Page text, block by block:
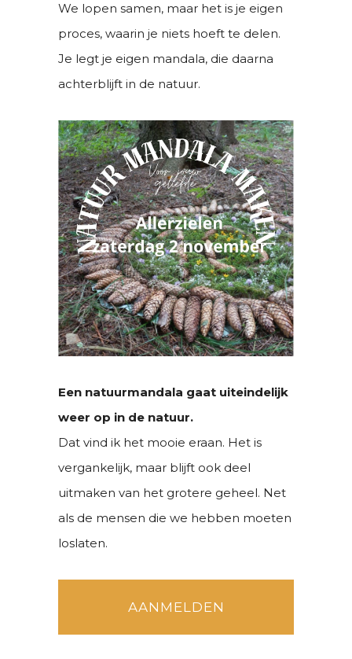
We lopen samen, maar het is je eigen
proces, waarin je niets hoeft te delen.
Je legt je eigen mandala, die daarna
achterblijft in de natuur.
Een natuurmandala gaat uiteindelijk
weer op in de natuur.
Dat vind ik het mooie eraan. Het is
vergankelijk, maar blijft ook deel
uitmaken van het grotere geheel. Net
als de mensen die we hebben moeten
loslaten.
AANMELDEN